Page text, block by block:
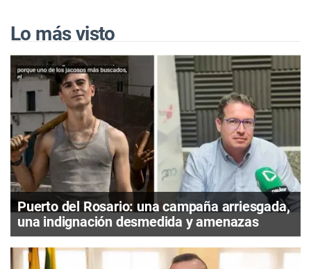
Lo más visto
Puerto del Rosario: una campaña arriesgada,
una indignación desmedida y amenazas